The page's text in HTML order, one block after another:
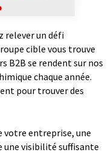
relever un défi
cible vous trouve
B2B se rendent sur nos
chaque année.
pour trouver des
votre entreprise, une
une visibilité suffisante